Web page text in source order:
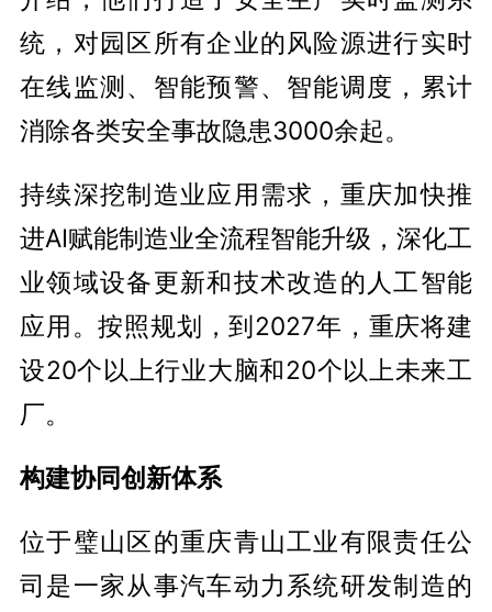
统，对园区所有企业的风险源进行实时
在线监测、智能预警、智能调度，累计
消除各类安全事故隐患3000余起。
持续深挖制造业应用需求，重庆加快推
进AI赋能制造业全流程智能升级，深化工
业领域设备更新和技术改造的人工智能
应用。按照规划，到2027年，重庆将建
设20个以上行业大脑和20个以上未来工
厂。
构建协同创新体系
位于璧山区的重庆青山工业有限责任公
司是一家从事汽车动力系统研发制造的